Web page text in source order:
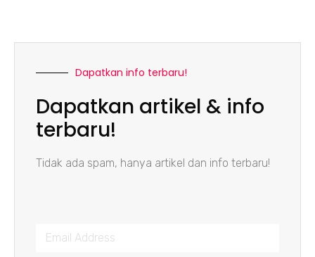
Dapatkan info terbaru!
Dapatkan artikel & info
terbaru!
Tidak ada spam, hanya artikel dan info terbaru!